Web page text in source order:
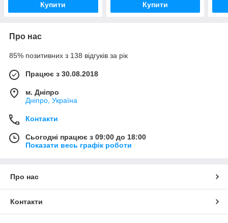
Купити Купити
Про нас
85% позитивних з 138 відгуків за рік
Працює з 30.08.2018
м. Дніпро
Дніпро, Україна
Контакти
Сьогодні працює з 09:00 до 18:00
Показати весь графік роботи
Про нас
Контакти